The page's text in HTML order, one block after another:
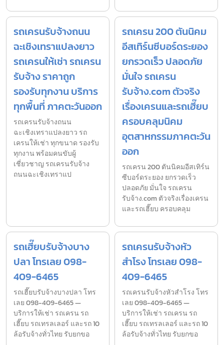
รถเครนรับจ้างถนน
ฉะเชิงเทราแปลงยาว
รถเครนให้เช่า รถเครน
รับจ้าง ราคาถูก
รองรับทุกงาน บริการ
ทุกพื้นที่ ภาคตะวันออก
รถเครนรับจ้างถนน
ฉะเชิงเทราแปลงยาว รถ
เครนให้เช่า ทุกขนาด รองรับ
ทุกงาน พร้อมคนขับผู้
เชี่ยวชาญ รถเครนรับจ้าง
ถนนฉะเชิงเทราแป
รถเครน 200 ตันนิคม
อีสเทิร์นซีบอร์ดระยอง
ยกรวดเร็ว ปลอดภัย
มั่นใจ รถเครน
รับจ้าง.com ตัวจริง
เรื่องเครนและรถเฮี๊ยบ
ครอบคลุมนิคม
อุตสาหกรรมภาคตะวัน
ออก
รถเครน 200 ตันนิคมอีสเทิร์น
ซีบอร์ดระยอง ยกรวดเร็ว
ปลอดภัย มั่นใจ รถเครน
รับจ้าง.com ตัวจริงเรื่องเครน
และรถเฮี๊ยบ ครอบคลุม
รถเฮี๊ยบรับจ้างบาง
ปลา โทรเลย 098-
409-6465
รถเฮี๊ยบรับจ้างบางปลา โทร
เลย 098-409-6465 —
บริการให้เช่า รถเครน รถ
เฮี๊ยบ รถเทรลเลอร์ และรถ 10
ล้อรับจ้างทั่วไทย รับยกขอ
รถเครนรับจ้างหัว
สำโรง โทรเลย 098-
409-6465
รถเครนรับจ้างหัวสำโรง โทร
เลย 098-409-6465 —
บริการให้เช่า รถเครน รถ
เฮี๊ยบ รถเทรลเลอร์ และรถ 10
ล้อรับจ้างทั่วไทย รับยกขอ